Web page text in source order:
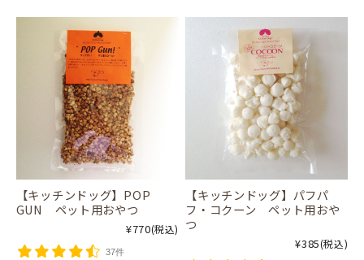
【キッチンドッグ】POP
GUN ペット用おやつ
¥770(税込)
37件
【キッチンドッグ】パフパ
フ・コクーン ペット用おや
つ
¥385(税込)